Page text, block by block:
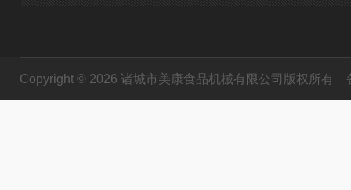
Copyright © 2026 诸城市美康食品机械有限公司版权所有